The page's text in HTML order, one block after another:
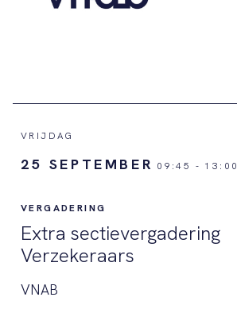
VRIJDAG
25 SEPTEMBER 09:45 - 13:00
VERGADERING
Extra sectievergadering
Verzekeraars
VNAB